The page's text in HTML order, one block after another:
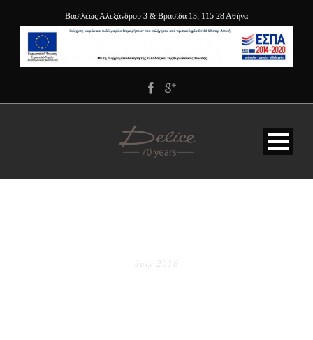
Βασιλέως Αλεξάνδρου 3 & Βρασίδα 13, 115 28 Αθήνα
July 2018